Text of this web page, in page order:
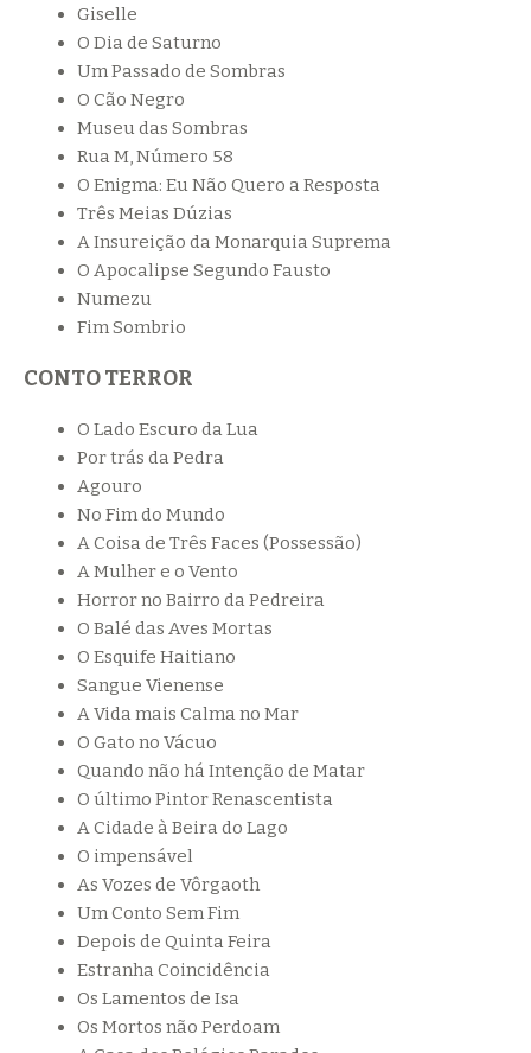
Giselle
O Dia de Saturno
Um Passado de Sombras
O Cão Negro
Museu das Sombras
Rua M, Número 58
O Enigma: Eu Não Quero a Resposta
Três Meias Dúzias
A Insureição da Monarquia Suprema
O Apocalipse Segundo Fausto
Numezu
Fim Sombrio
CONTO TERROR
O Lado Escuro da Lua
Por trás da Pedra
Agouro
No Fim do Mundo
A Coisa de Três Faces (Possessão)
A Mulher e o Vento
Horror no Bairro da Pedreira
O Balé das Aves Mortas
O Esquife Haitiano
Sangue Vienense
A Vida mais Calma no Mar
O Gato no Vácuo
Quando não há Intenção de Matar
O último Pintor Renascentista
A Cidade à Beira do Lago
O impensável
As Vozes de Vôrgaoth
Um Conto Sem Fim
Depois de Quinta Feira
Estranha Coincidência
Os Lamentos de Isa
Os Mortos não Perdoam